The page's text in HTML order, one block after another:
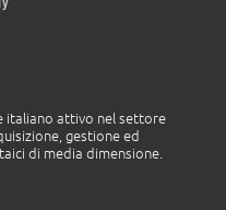
italiano attivo nel settore
gestione ed
di media dimensione.